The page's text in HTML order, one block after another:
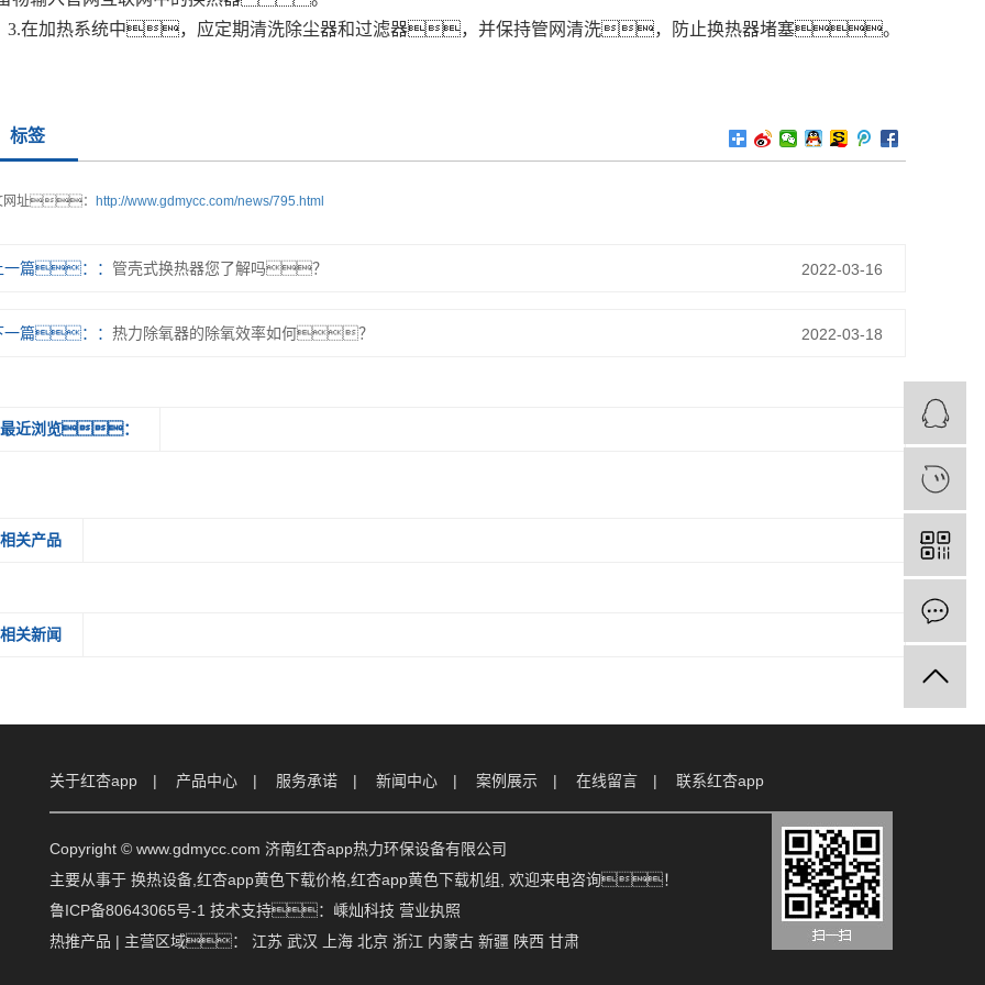
3.在加热系统中，应定期清洗除尘器和过滤器，并保持管网清洗，防止换热器堵塞。
标签
网址： http://www.gdmycc.com/news/795.html
一篇： 管壳式换热器您了解吗？ 2022-03-16
一篇： 热力除氧器的除氧效率如何？ 2022-03-18
最近浏览：
相关产品
相关新闻
关于红杏app 产品中心 服务承诺 新闻中心 案例展示 在线留言 联系红杏app
Copyright © www.gdmycc.com 济南红杏app热力环保设备有限公司
主要从事于 换热设备 红杏app黄色下载价格 红杏app黄色下载机组 , 欢迎来电咨询！
鲁ICP备80643065号-1 技术支持： 嵊灿科技 营业执照
热推产品 | 主营区域： 江苏 武汉 上海 北京 浙江 内蒙古 新疆 陕西 甘肃